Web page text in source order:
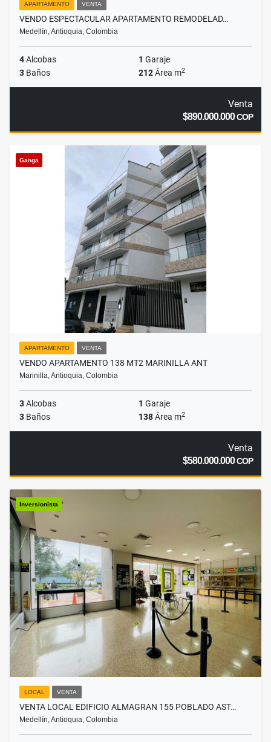
APARTAMENTO VENTA
VENDO ESPECTACULAR APARTAMENTO REMODELAD…
Medellín, Antioquia, Colombia
4Alcobas 1 Garaje
3 Baños 212Área m2
Venta
$890.000.000COP
Ganga
APARTAMENTO VENTA
VENDO APARTAMENTO 138 MT2 MARINILLA ANT
Marinilla, Antioquia, Colombia
3Alcobas 1 Garaje
3 Baños 138Área m2
Venta
$580.000.000COP
Inversionista
LOCAL VENTA
VENTA LOCAL EDIFICIO ALMAGRAN 155 POBLADO AST…
Medellín, Antioquia, Colombia